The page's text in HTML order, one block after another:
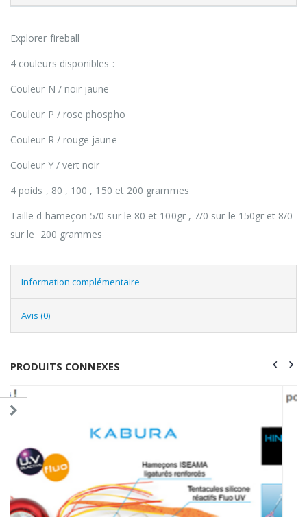
Explorer fireball
4 couleurs disponibles :
Couleur N / noir jaune
Couleur P / rose phospho
Couleur R / rouge jaune
Couleur Y / vert noir
4 poids , 80 , 100 , 150 et 200 grammes
Taille d hameçon 5/0 sur le 80 et 100gr , 7/0 sur le 150gr et 8/0
sur le 200 grammes
Information complémentaire
Avis (0)
PRODUITS CONNEXES